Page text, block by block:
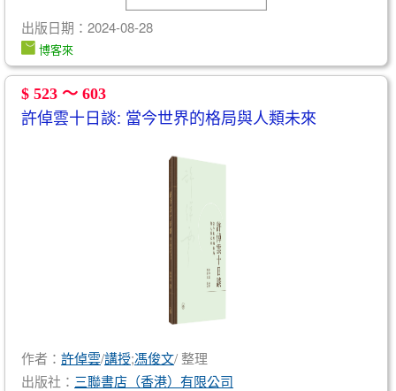
出版日期：2024-08-28
博客來
$ 523 ～ 603
許倬雲十日談: 當今世界的格局與人類未來
作者： 許倬雲/講授;馮俊文/ 整理
出版社： 三聯書店（香港）有限公司